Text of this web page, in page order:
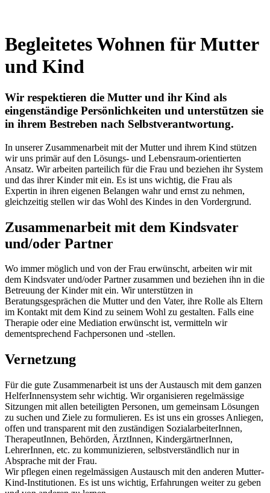
Begleitetes Wohnen für Mutter
und Kind
Wir respektieren die Mutter und ihr Kind als
eingenständige Persönlichkeiten und unterstützen sie
in ihrem Bestreben nach Selbstverantwortung.
In unserer Zusammenarbeit mit der Mutter und ihrem Kind stützen
wir uns primär auf den Lösungs- und Lebensraum-orientierten
Ansatz. Wir arbeiten parteilich für die Frau und beziehen ihr System
und das ihrer Kinder mit ein. Es ist uns wichtig, die Frau als
Expertin in ihren eigenen Belangen wahr und ernst zu nehmen,
gleichzeitig stellen wir das Wohl des Kindes in den Vordergrund.
Zusammenarbeit mit dem Kindsvater
und/oder Partner
Wo immer möglich und von der Frau erwünscht, arbeiten wir mit
dem Kindsvater und/oder Partner zusammen und beziehen ihn in die
Betreuung der Kinder mit ein. Wir unterstützen in
Beratungsgesprächen die Mutter und den Vater, ihre Rolle als Eltern
im Kontakt mit dem Kind zu seinem Wohl zu gestalten. Falls eine
Therapie oder eine Mediation erwünscht ist, vermitteln wir
dementsprechend Fachpersonen und -stellen.
Vernetzung
Für die gute Zusammenarbeit ist uns der Austausch mit dem ganzen
HelferInnensystem sehr wichtig. Wir organisieren regelmässige
Sitzungen mit allen beteiligten Personen, um gemeinsam Lösungen
zu suchen und Ziele zu formulieren. Es ist uns ein grosses Anliegen,
offen und transparent mit den zuständigen SozialarbeiterInnen,
TherapeutInnen, Behörden, ÄrztInnen, KindergärtnerInnen,
LehrerInnen, etc. zu kommunizieren, selbstverständlich nur in
Absprache mit der Frau.
Wir pflegen einen regelmässigen Austausch mit den anderen Mutter-
Kind-Institutionen. Es ist uns wichtig, Erfahrungen weiter zu geben